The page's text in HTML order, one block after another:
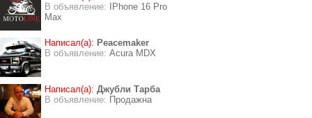
В объявление:
IPhone 16 Pro
Max
Написал(а): Peacemaker
В объявление: Acura MDX
Написал(а): Джубли Тарба
В объявление: Продажна